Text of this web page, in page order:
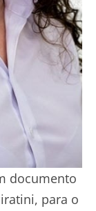
documento
para o